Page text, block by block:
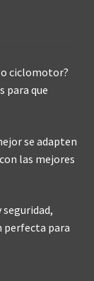
ciclomotor?
para que
se adapten
las mejores
perfecta para